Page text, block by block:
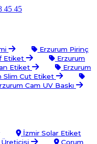
45 45
Erzurum Pirinç
Etiket
Erzurum
Etiket
Erzurum
Slim Cut Etiket
Cam UV Baskı
İzmir Solar Etiket
Çorum